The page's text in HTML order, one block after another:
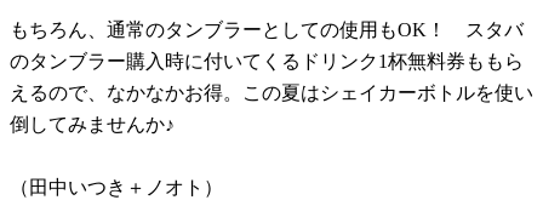
もちろん、通常のタンブラーとしての使用もOK！ スタバ
のタンブラー購入時に付いてくるドリンク1杯無料券ももら
えるので、なかなかお得。この夏はシェイカーボトルを使い
倒してみませんか♪
（田中いつき＋ノオト）